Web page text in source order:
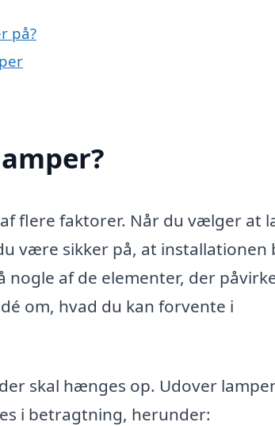
på?
flere faktorer. Når du vælger at
være sikker på, at installationen
af de elementer, der
om, hvad du kan forvente i
skal hænges op. Udover
i betragtning, herunder: